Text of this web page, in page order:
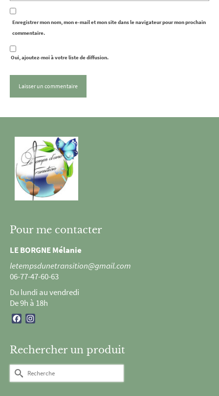
Enregistrer mon nom, mon e-mail et mon site dans le navigateur pour mon prochain
commentaire.
Oui, ajoutez-moi à votre liste de diffusion.
Pour me contacter
LE BORGNE Mélanie
letempsdunetransition@gmail.com
06-77-47-60-63
Du lundi au vendredi
De 9h à 18h
Facebook
Rechercher un produit
Rechercher :